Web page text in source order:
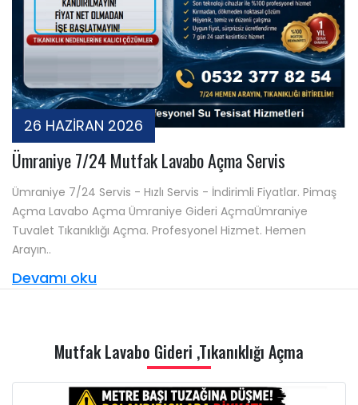
26 HAZİRAN 2026
Ümraniye 7/24 Mutfak Lavabo Açma Servis
Ümraniye 7/24 Servis - Hızlı Servis - İndirimli Fiyatlar. Pimaş
Açma Lavabo Açma Ümraniye Gideri AçmaÜmraniye
Tuvalet Tıkanıklığı Açma. Profesyonel Hizmet. Hemen
Arayın..
Devamı oku
Mutfak Lavabo Gideri ,Tıkanıklığı Açma